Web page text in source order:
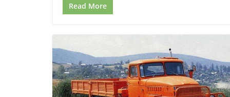
Read More